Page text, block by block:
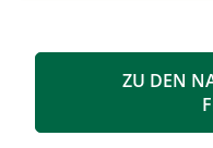
mit Blick über den
ZU DEN